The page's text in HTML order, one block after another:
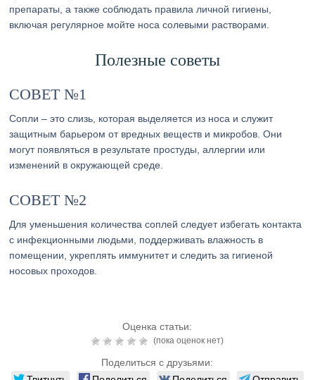
препараты, а также соблюдать правила личной гигиены,
включая регулярное мойте носа солевыми растворами.
Полезные советы
СОВЕТ №1
Сопли – это слизь, которая выделяется из носа и служит
защитным барьером от вредных веществ и микробов. Они
могут появляться в результате простуды, аллергии или
изменений в окружающей среде.
СОВЕТ №2
Для уменьшения количества соплей следует избегать контакта
с инфекционными людьми, поддерживать влажность в
помещении, укреплять иммунитет и следить за гигиеной
носовых проходов.
Оценка статьи:
(пока оценок нет)
Поделиться с друзьями: